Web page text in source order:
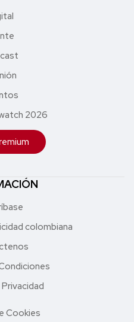
2026
colombiana
Cookies